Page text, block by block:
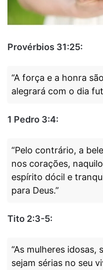
Provérbios 31:25:
“A força e a honra
alegrará com o dia
1 Pedro 3:4:
“Pelo contrário, a
nos corações,
espírito dócil e
para Deus.”
Tito 2:3-5:
“As mulheres idosas,
sejam sérias no seu